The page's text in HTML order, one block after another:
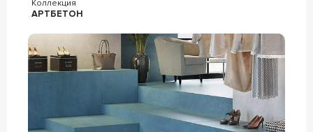
Коллекция
АРТБЕТОН